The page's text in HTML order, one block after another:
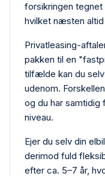
forsikringen tegnet
hvilket næsten
Privat­leasing-
pakken til en
tilfælde kan du
udenom.
og du har
niveau.
Ejer du selv din
derimod fuld
efter ca. 5–7 år,